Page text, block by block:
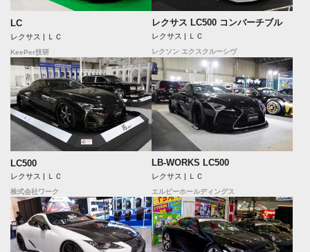
LC
レクサス | ＬＣ
KeePer技研
レクサス LC500 コンバーチブル
レクサス | ＬＣ
レクソン エクスクルーシヴ
LC500
レクサス | ＬＣ
株式会社ワーク
LB-WORKS LC500
レクサス | ＬＣ
エルビーホールディングス